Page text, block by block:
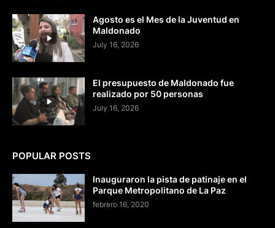
Agosto es el Mes de la Juventud en
Maldonado
July 16, 2026
El presupuesto de Maldonado fue
realizado por 50 personas
July 16, 2026
POPULAR POSTS
Inauguraron la pista de patinaje en el
Parque Metropolitano de La Paz
febrero 16, 2020